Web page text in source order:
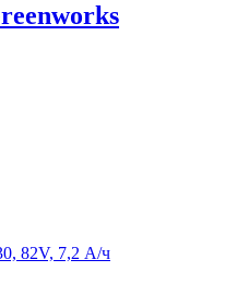
82V, 7,2 А/ч